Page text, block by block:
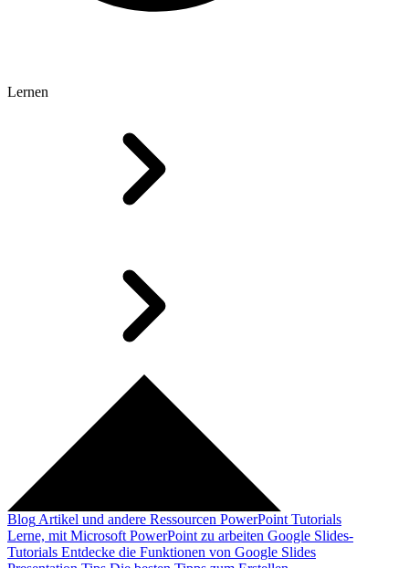
Lernen
Blog Artikel und andere Ressourcen PowerPoint Tutorials
Lerne, mit Microsoft PowerPoint zu arbeiten Google Slides-
Tutorials Entdecke die Funktionen von Google Slides